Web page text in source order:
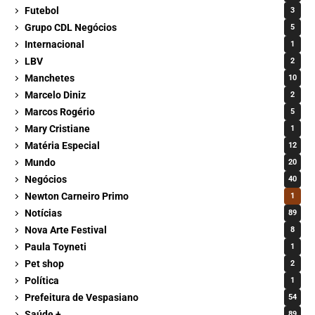
Futebol 3
Grupo CDL Negócios 5
Internacional 1
LBV 2
Manchetes 10
Marcelo Diniz 2
Marcos Rogério 5
Mary Cristiane 1
Matéria Especial 12
Mundo 20
Negócios 40
Newton Carneiro Primo 1
Notícias 89
Nova Arte Festival 8
Paula Toyneti 1
Pet shop 2
Política 1
Prefeitura de Vespasiano 54